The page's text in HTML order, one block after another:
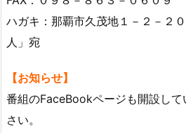
ハガキ：那覇市久茂地１－２－２
人」宛
【お知らせ】
番組のFaceBookページも開設し
さい。